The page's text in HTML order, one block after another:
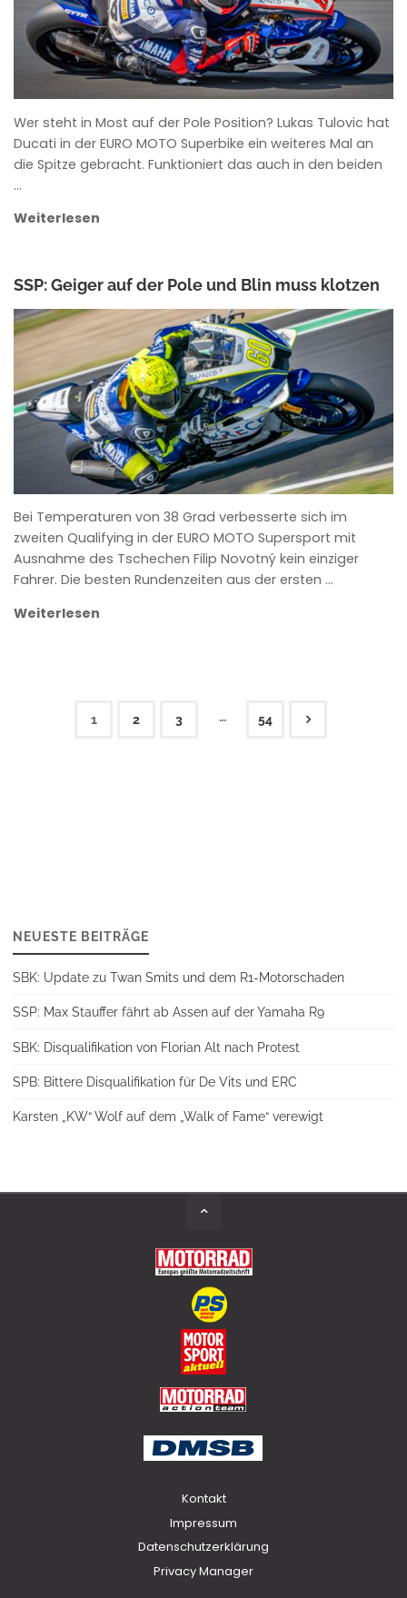
Wer steht in Most auf der Pole Position? Lukas Tulovic hat
Ducati in der EURO MOTO Superbike ein weiteres Mal an
die Spitze gebracht. Funktioniert das auch in den beiden
…
Weiterlesen
SSP: Geiger auf der Pole und Blin muss klotzen
Bei Temperaturen von 38 Grad verbesserte sich im
zweiten Qualifying in der EURO MOTO Supersport mit
Ausnahme des Tschechen Filip Novotný kein einziger
Fahrer. Die besten Rundenzeiten aus der ersten …
Weiterlesen
1 2 3 … 54
NEUESTE BEITRÄGE
SBK: Update zu Twan Smits und dem R1-Motorschaden
SSP: Max Stauffer fährt ab Assen auf der Yamaha R9
SBK: Disqualifikation von Florian Alt nach Protest
SPB: Bittere Disqualifikation für De Vits und ERC
Karsten „KW“ Wolf auf dem „Walk of Fame“ verewigt
Kontakt
Impressum
Datenschutzerklärung
Privacy Manager
Back